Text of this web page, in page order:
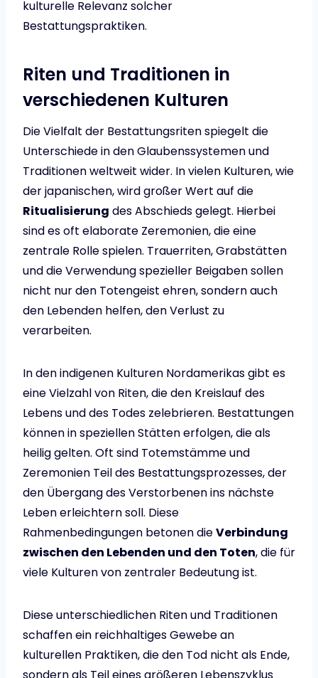
kulturelle Relevanz solcher
Bestattungspraktiken.
Riten und Traditionen in
verschiedenen Kulturen
Die Vielfalt der Bestattungsriten spiegelt die
Unterschiede in den Glaubenssystemen und
Traditionen weltweit wider. In vielen Kulturen, wie
der japanischen, wird großer Wert auf die
Ritualisierung des Abschieds gelegt. Hierbei
sind es oft elaborate Zeremonien, die eine
zentrale Rolle spielen. Trauerriten, Grabstätten
und die Verwendung spezieller Beigaben sollen
nicht nur den Totengeist ehren, sondern auch
den Lebenden helfen, den Verlust zu
verarbeiten.
In den indigenen Kulturen Nordamerikas gibt es
eine Vielzahl von Riten, die den Kreislauf des
Lebens und des Todes zelebrieren. Bestattungen
können in speziellen Stätten erfolgen, die als
heilig gelten. Oft sind Totemstämme und
Zeremonien Teil des Bestattungsprozesses, der
den Übergang des Verstorbenen ins nächste
Leben erleichtern soll. Diese
Rahmenbedingungen betonen dieVerbindung
zwischen den Lebenden und den Toten, die für
viele Kulturen von zentraler Bedeutung ist.
Diese unterschiedlichen Riten und Traditionen
schaffen ein reichhaltiges Gewebe an
kulturellen Praktiken, die den Tod nicht als Ende,